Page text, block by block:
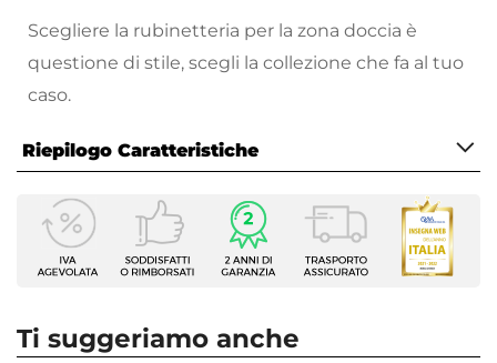
Scegliere la rubinetteria per la zona doccia è
questione di stile, scegli la collezione che fa al tuo
caso.
Riepilogo Caratteristiche
Caratteristiche
Tipologia
Colonna Doccia
Colore
Ti suggeriamo anche